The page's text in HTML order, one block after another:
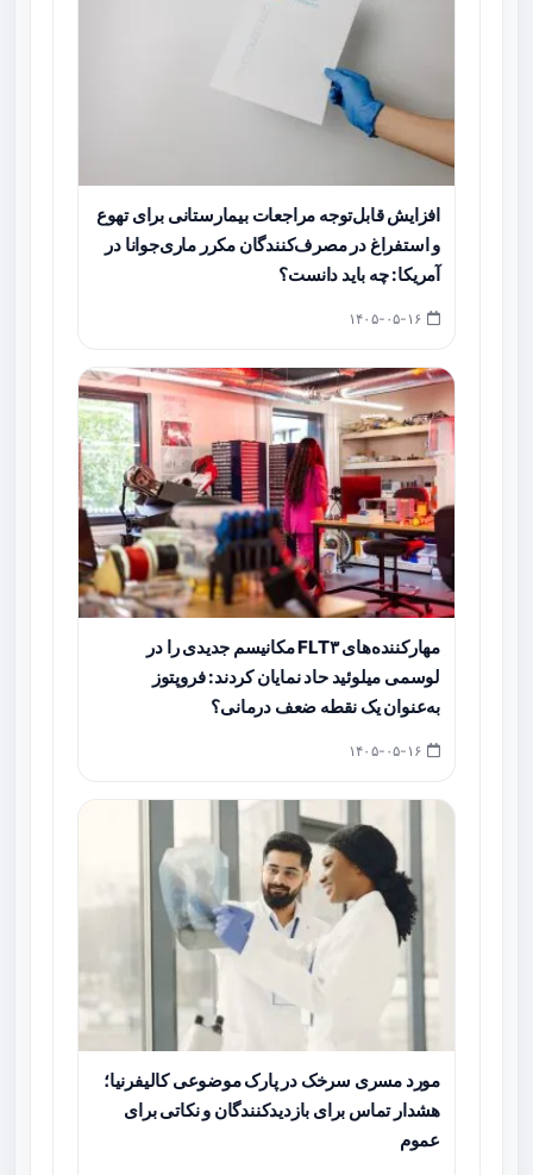
افزایش قابل‌توجه مراجعات بیمارستانی برای تهوع
و استفراغ در مصرف‌کنندگان مکرر ماری‌جوانا در
آمریکا: چه باید دانست؟
مهارکننده‌های FLT۳ مکانیسم جدیدی را در
لوسمی میلوئید حاد نمایان کردند: فروپتوز
به‌عنوان یک نقطه ضعف درمانی؟
مورد مسری سرخک در پارک موضوعی کالیفرنیا؛
هشدار تماس برای بازدیدکنندگان و نکاتی برای
عموم